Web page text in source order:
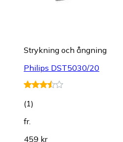
Strykning och ångning
Philips DST5030/20
(1)
fr.
459 kr